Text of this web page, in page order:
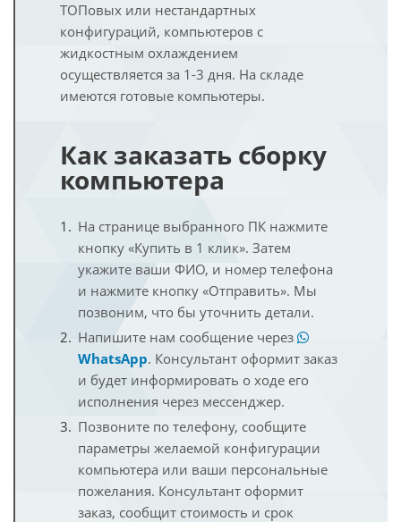
ТОПовых или нестандартных
конфигураций, компьютеров с
жидкостным охлаждением
осуществляется за 1-3 дня. На складе
имеются готовые компьютеры.
Как заказать сборку
компьютера
На странице выбранного ПК нажмите
кнопку «Купить в 1 клик». Затем
укажите ваши ФИО, и номер телефона
и нажмите кнопку «Отправить». Мы
позвоним, что бы уточнить детали.
Напишите нам сообщение через
WhatsApp. Консультант оформит заказ
и будет информировать о ходе его
исполнения через мессенджер.
Позвоните по телефону, сообщите
параметры желаемой конфигурации
компьютера или ваши персональные
пожелания. Консультант оформит
заказ, сообщит стоимость и срок